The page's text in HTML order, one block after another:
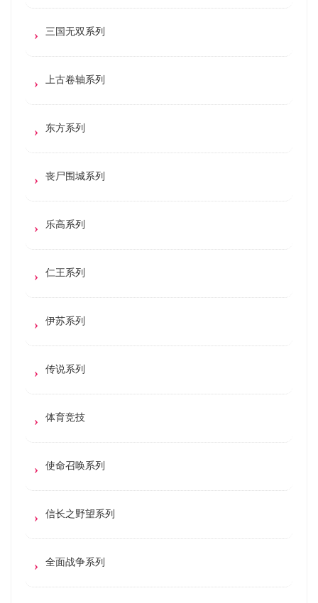
三国无双系列
上古卷轴系列
东方系列
丧尸围城系列
乐高系列
仁王系列
伊苏系列
传说系列
体育竞技
使命召唤系列
信长之野望系列
全面战争系列